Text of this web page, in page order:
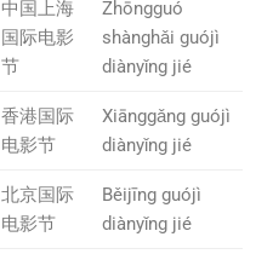
中国上海
国际电影
节
Zhōngguó
shànghǎi guójì
diànyǐng jié
香港国际
电影节
Xiānggǎng guójì
diànyǐng jié
北京国际
电影节
Běijīng guójì
diànyǐng jié